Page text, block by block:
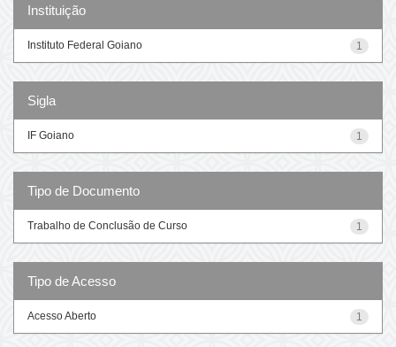
Instituição
1
Instituto Federal Goiano
Sigla
1
IF Goiano
Tipo de Documento
1
Trabalho de Conclusão de Curso
Tipo de Acesso
1
Acesso Aberto